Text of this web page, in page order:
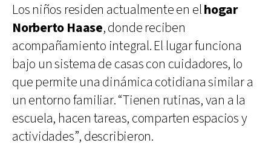
Los niños residen actualmente en elhogar
Norberto Haase, donde reciben
acompañamiento integral. El lugar funciona
bajo un sistema de casas con cuidadores, lo
que permite una dinámica cotidiana similar a
un entorno familiar. “Tienen rutinas, van a la
escuela, hacen tareas, comparten espacios y
actividades”, describieron.